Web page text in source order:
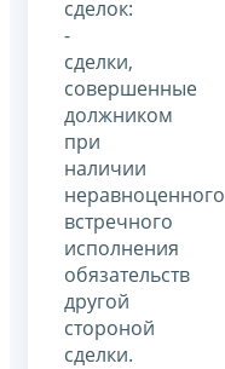
сделок:
-
сделки,
совершенные
должником
при
наличии
неравноценного
встречного
исполнения
обязательств
другой
стороной
сделки.